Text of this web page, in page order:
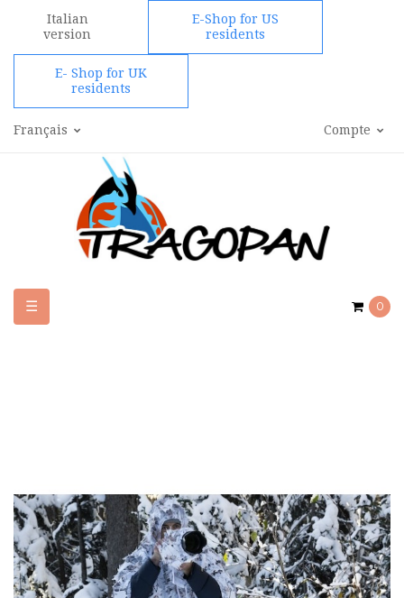
Italian
version
E-Shop for US
residents
E- Shop for UK
residents
Compte
Français
0
Basculer
☰